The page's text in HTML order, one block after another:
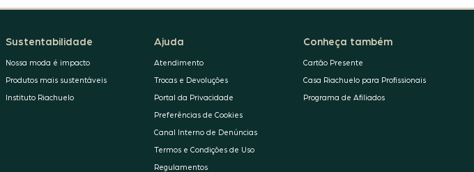
Sustentabilidade
Nossa moda é impacto
Produtos mais sustentáveis
Instituto Riachuelo
Ajuda
Atendimento
Trocas e Devoluções
Portal da Privacidade
Preferências de Cookies
Canal Interno de Denúncias
Termos e Condições de Uso
Regulamentos
Conheça também
Cartão Presente
Casa Riachuelo para Profissionais
Programa de Afiliados